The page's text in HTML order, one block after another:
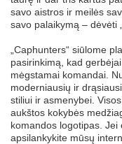
savo aistros ir meilės
savo palaikymą – dėvėti
„Caphunters“ siūlome
pasirinkimą, kad
mėgstamai komandai.
moderniausių ir
stiliui ir asmenybei.
aukštos kokybės
komandos logotipas. Jei
apsilankykite mūsų